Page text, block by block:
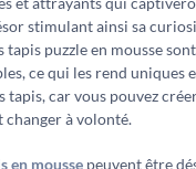
stimulant ainsi sa
tapis puzzle en mousse sont
ce qui les rend uniques
tapis, car vous pouvez
changer à volonté.
en mousse peuvent être